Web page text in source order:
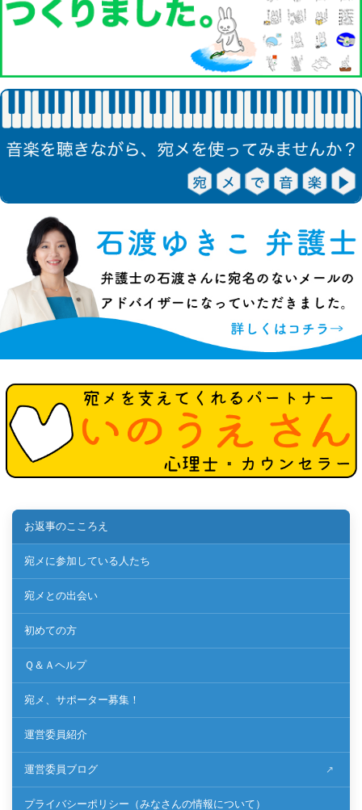
お返事のこころえ
宛メに参加している人たち
宛メとの出会い
初めての方
Ｑ＆Ａヘルプ
宛メ、サポーター募集！
運営委員紹介
運営委員ブログ
プライバシーポリシー（みなさんの情報について）